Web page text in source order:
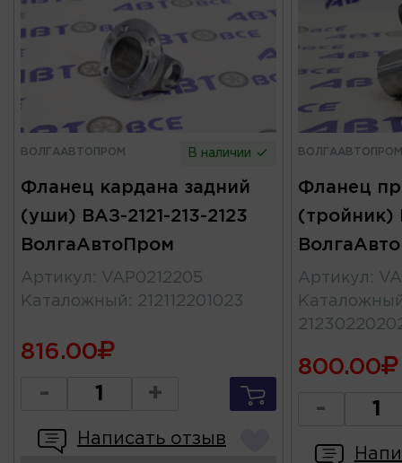
ВОЛГААВТОПРОМ В наличии
Фланец кардана задний
(уши) ВАЗ-2121-213-2123
ВолгаАвтоПром
Артикул : VAP0212205
Каталожный : 212112201023
816.00
- +
Написать отзыв
ВОЛГААВТОПРОМ
Фланец
(тройник)
Артикул :
800.00
-